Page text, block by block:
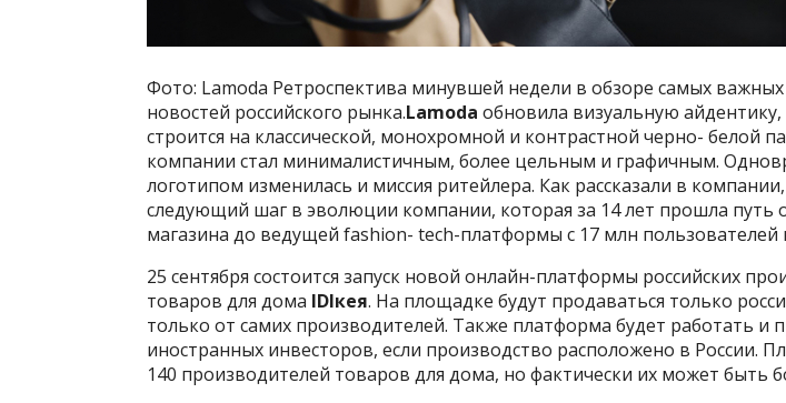
Фото: Lamoda Ретроспектива минувшей недели в обзоре самых
новостей российского рынка.Lamoda обновила визуальную
строится на классической, монохромной и контрастной черно- белой
компании стал минималистичным, более цельным и графичным.
логотипом изменилась и миссия ритейлера. Как рассказали в
следующий шаг в эволюции компании, которая за 14 лет прошла путь
магазина до ведущей fashion- tech-платформы с 17 млн пользователей
25 сентября состоится запуск новой онлайн-платформы российских
товаров для дома IDIкея. На площадке будут продаваться только
только от самих производителей. Также платформа будет работать и
иностранных инвесторов, если производство расположено в России.
140 производителей товаров для дома, но фактически их может быть